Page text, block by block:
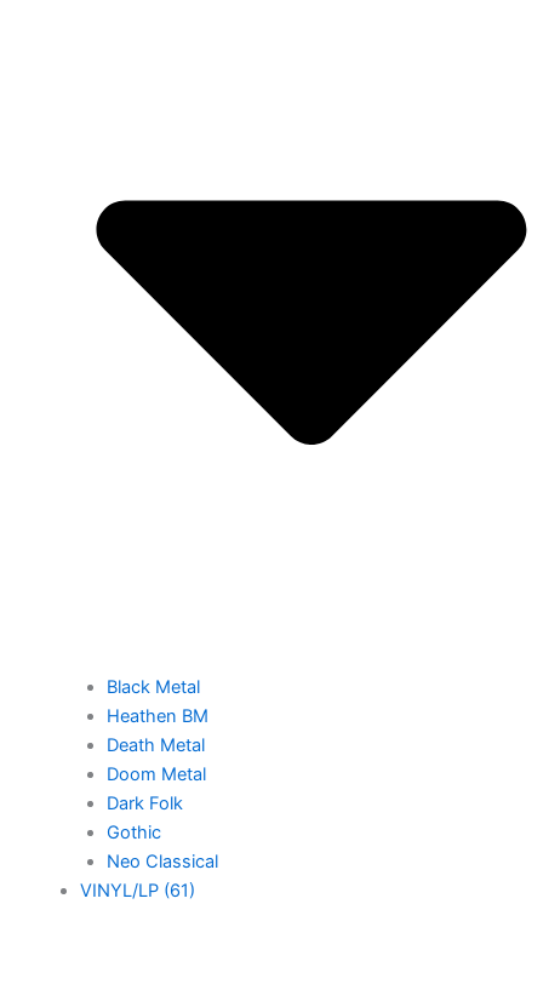
Black Metal
Heathen BM
Death Metal
Doom Metal
Dark Folk
Gothic
Neo Classical
VINYL/LP (61)